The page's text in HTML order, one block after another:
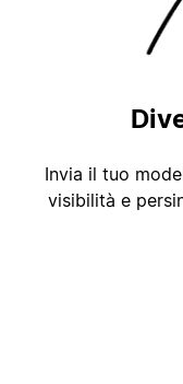
Invia il tuo
visibilità e